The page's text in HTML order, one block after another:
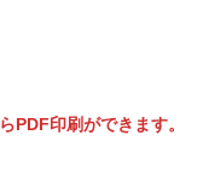
PDF印刷ができます。